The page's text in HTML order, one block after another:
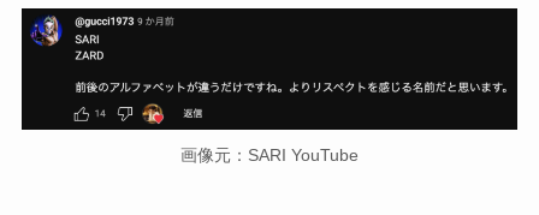
画像元：SARI YouTube